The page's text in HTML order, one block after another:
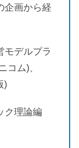
企画から経
モデルプラ
コム)、
)
ク理論編